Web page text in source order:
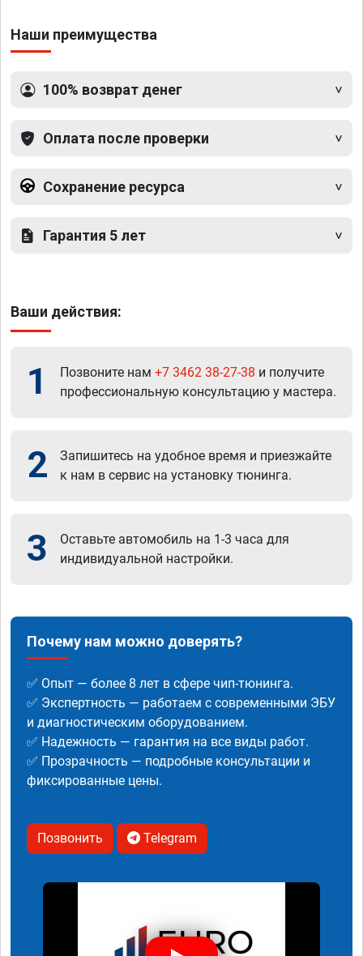
Наши преимущества
100% возврат денег
Оплата после проверки
Сохранение ресурса
Гарантия 5 лет
Ваши действия:
1 Позвоните нам +7 3462 38-27-38 и получите
профессиональную консультацию у мастера.
2
Запишитесь на удобное время и приезжайте
к нам в сервис на установку тюнинга.
3
Оставьте автомобиль на 1-3 часа для
индивидуальной настройки.
Почему нам можно доверять?
✅ Опыт — более 8 лет в сфере чип-тюнинга.
✅ Экспертность — работаем с современными ЭБУ
и диагностическим оборудованием.
✅ Надежность — гарантия на все виды работ.
✅ Прозрачность — подробные консультации и
фиксированные цены.
Позвонить Telegram